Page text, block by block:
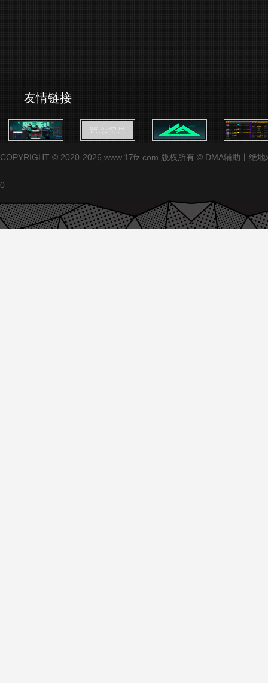
友情链接
COPYRIGHT © 2020-2026,www.17fz.com 版权所有 © DMA辅助丨绝
0